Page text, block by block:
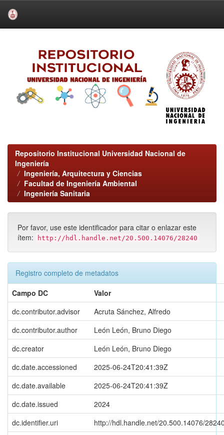
Repositorio Institucional Universidad Nacional de
Ingeniería
Ingeniería, Arquitectura y Ciencias
Facultad de Ingeniería Ambiental
Ingeniería Sanitaria
Por favor, use este identificador para citar o enlazar este
ítem:
http://hdl.handle.net/20.500.14076/28240
Registro completo de metadatos
Campo DC
Valor
dc.contributor.advisor
Acruta Sánchez, Alfredo
dc.contributor.author
León León, Bruno Diego
dc.creator
León León, Bruno Diego
dc.date.accessioned
2025-06-24T20:41:39Z
dc.date.available
2025-06-24T20:41:39Z
dc.date.issued
2024
dc.identifier.uri
http://hdl.handle.net/20.500.14076/